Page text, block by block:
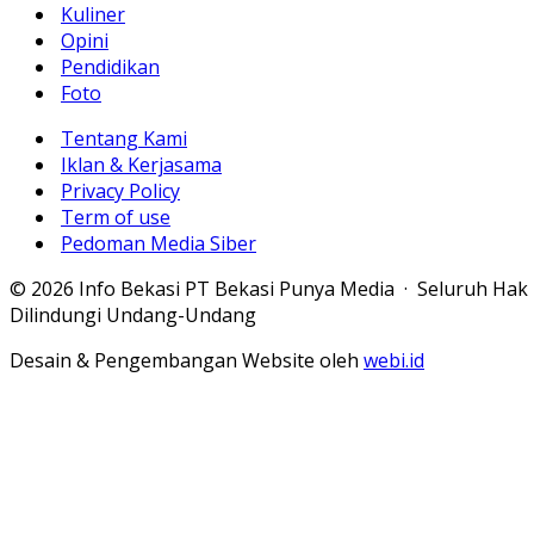
Kuliner
Opini
Pendidikan
Foto
Tentang Kami
Iklan & Kerjasama
Privacy Policy
Term of use
Pedoman Media Siber
© 2026 Info Bekasi PT Bekasi Punya Media · Seluruh Hak
Dilindungi Undang-Undang
Desain & Pengembangan Website oleh webi.id